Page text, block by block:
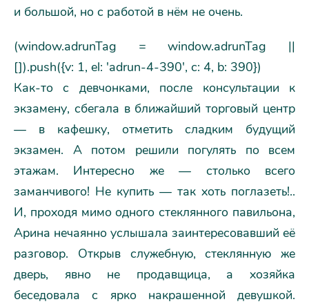
и большой, но с работой в нём не очень.
(window.adrunTag = window.adrunTag ||
[]).push({v: 1, el: 'adrun-4-390', c: 4, b: 390})
Как-то с девчонками, после консультации к
экзамену, сбегала в ближайший торговый центр
— в кафешку, отметить сладким будущий
экзамен. А потом решили погулять по всем
этажам. Интересно же — столько всего
заманчивого! Не купить — так хоть поглазеть!..
И, проходя мимо одного стеклянного павильона,
Арина нечаянно услышала заинтересовавший её
разговор. Открыв служебную, стеклянную же
дверь, явно не продавщица, а хозяйка
беседовала с ярко накрашенной девушкой.